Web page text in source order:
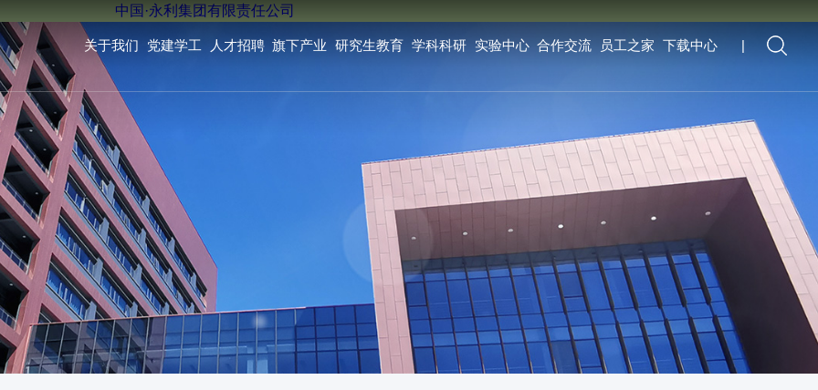
中国·永利集团有限责任公司
关于我们 党建学工 人才招聘 旗下产业 研究生教育 学科科研 实验中心 合作交流 员工之家 下载中心 |